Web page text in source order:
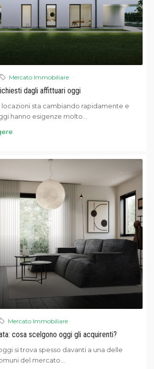
Mercato Immobiliare
dagli affittuari oggi
sta cambiando rapidamente e
hanno esigenze molto...
Mercato Immobiliare
cosa scelgono oggi gli acquirenti?
si trova spesso davanti a una delle
del mercato...